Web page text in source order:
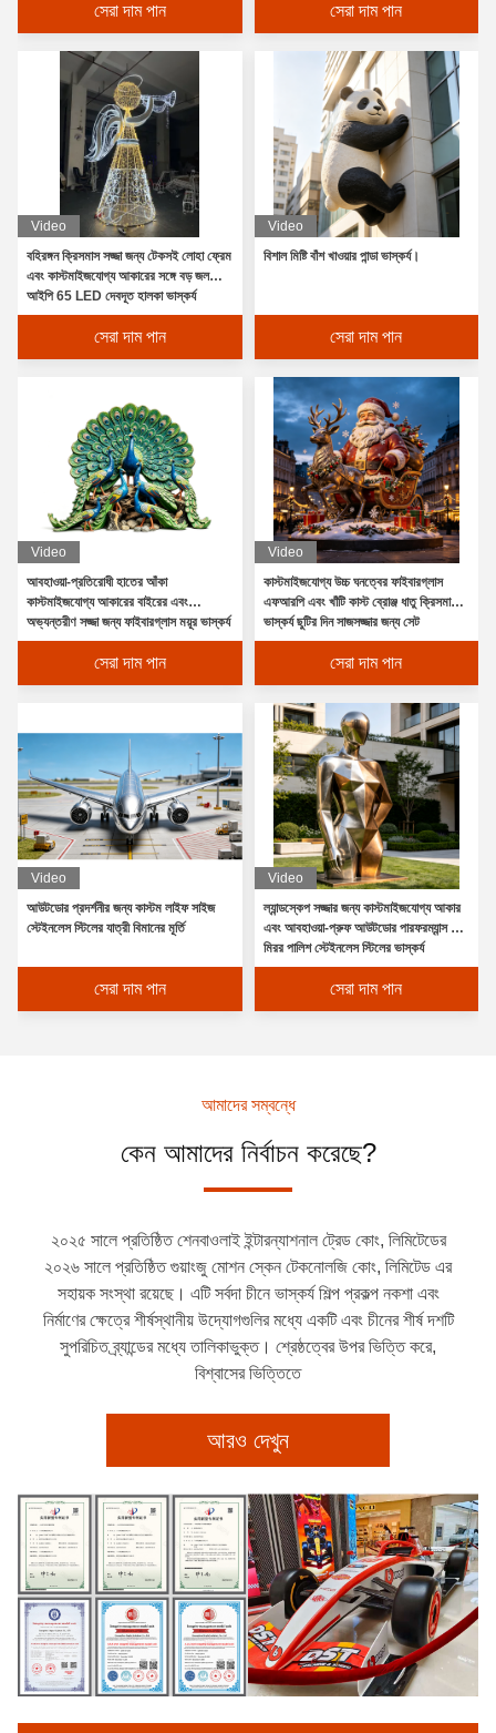
সেরা দাম পান সেরা দাম পান
Video
বহিরঙ্গন ক্রিসমাস সজ্জা জন্য টেকসই লোহা ফ্রেম
এবং কাস্টমাইজযোগ্য আকারের সঙ্গে বড় জলরোধী
আইপি 65 LED দেবদূত হালকা ভাস্কর্য
সেরা দাম পান
Video
বিশাল মিষ্টি বাঁশ খাওয়ার পান্ডা ভাস্কর্য।
সেরা দাম পান
Video
আবহাওয়া-প্রতিরোধী হাতের আঁকা
কাস্টমাইজযোগ্য আকারের বাইরের এবং
অভ্যন্তরীণ সজ্জা জন্য ফাইবারগ্লাস ময়ূর ভাস্কর্য
সেরা দাম পান
Video
কাস্টমাইজযোগ্য উচ্চ ঘনত্বের ফাইবারগ্লাস
এফআরপি এবং খাঁটি কাস্ট ব্রোঞ্জ ধাতু ক্রিসমাস
ভাস্কর্য ছুটির দিন সাজসজ্জার জন্য সেট
সেরা দাম পান
Video
আউটডোর প্রদর্শনীর জন্য কাস্টম লাইফ সাইজ
স্টেইনলেস স্টিলের যাত্রী বিমানের মূর্তি
সেরা দাম পান
Video
ল্যান্ডস্কেপ সজ্জার জন্য কাস্টমাইজযোগ্য আকার
এবং আবহাওয়া-প্রুফ আউটডোর পারফরম্যান্স সহ
মিরর পালিশ স্টেইনলেস স্টিলের ভাস্কর্য
সেরা দাম পান
আমাদের সম্বন্ধে
কেন আমাদের নির্বাচন করেছে?
২০২৫ সালে প্রতিষ্ঠিত শেনবাওলাই ইন্টারন্যাশনাল ট্রেড কোং, লিমিটেডের
২০২৬ সালে প্রতিষ্ঠিত গুয়াংজু মোশন স্কেন টেকনোলজি কোং, লিমিটেড এর
সহায়ক সংস্থা রয়েছে। এটি সর্বদা চীনে ভাস্কর্য শিল্প প্রকল্প নকশা এবং
নির্মাণের ক্ষেত্রে শীর্ষস্থানীয় উদ্যোগগুলির মধ্যে একটি এবং চীনের শীর্ষ দশটি
সুপরিচিত ব্র্যান্ডের মধ্যে তালিকাভুক্ত। শ্রেষ্ঠত্বের উপর ভিত্তি করে,
বিশ্বাসের ভিত্তিতে
আরও দেখুন